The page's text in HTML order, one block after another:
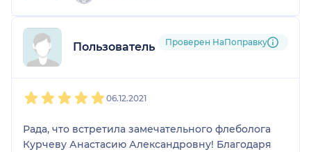
Пользователь НаПоправку
Проверен НаПоправку
06.12.2021
Рада, что встретила замечательного флеболога
Курчеву Анастасию Александровну! Благодаря